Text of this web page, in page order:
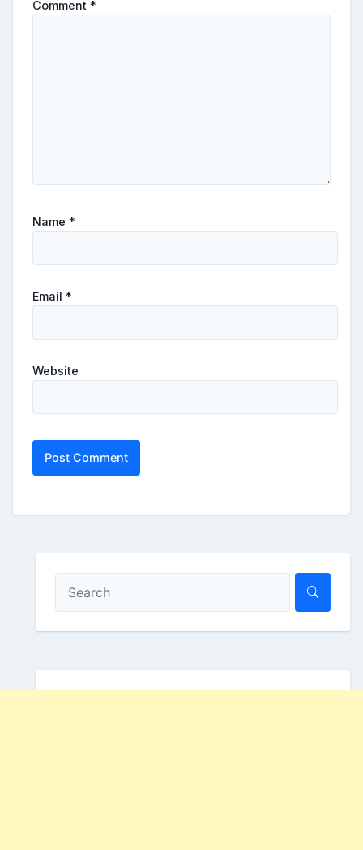
Comment *
Name *
Email *
Website